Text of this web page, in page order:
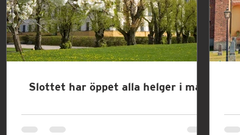
Slottet har öppet alla helger i maj